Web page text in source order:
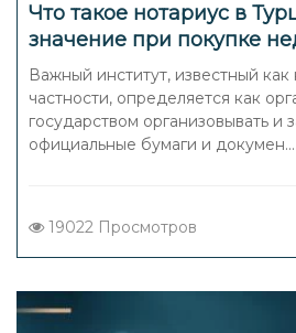
Что такое нотариус в
значение при покупке
Турции?
Важный институт, известный как
частности, определяется как
государством организовывать и
официальные бумаги и докумен...
19022 Просмотров